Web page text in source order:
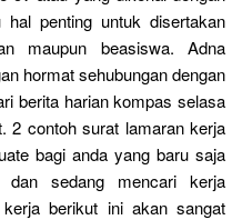
penting untuk disertakan
maupun beasiswa. Adna
hormat sehubungan dengan
berita harian kompas selasa
2 contoh surat lamaran kerja
bagi anda yang baru saja
dan sedang mencari kerja
berikut ini akan sangat